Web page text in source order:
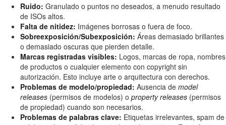
Ruido: Granulado o puntos no deseados, a menudo resultado
de ISOs altos.
Falta de nitidez: Imágenes borrosas o fuera de foco.
Sobreexposición/Subexposición: Áreas demasiado brillantes
o demasiado oscuras que pierden detalle.
Marcas registradas visibles: Logos, marcas de ropa, nombres
de productos o cualquier elemento con copyright sin
autorización. Esto incluye arte o arquitectura con derechos.
Problemas de modelo/propiedad: Ausencia de model
releases (permisos de modelos) o property releases (permisos
de propiedad) cuando son necesarios.
Problemas de palabras clave: Etiquetas irrelevantes, spam de